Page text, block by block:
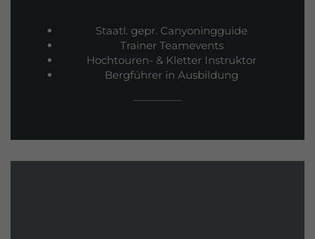
Staatl. gepr. Canyoningguide
Trainer Teamevents
Hochtouren- & Kletter Instruktor
Bergführer in Ausbildung